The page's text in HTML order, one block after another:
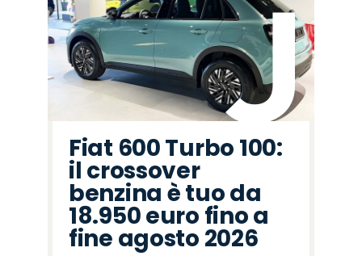
Rover
Romeo
Fiat 600 Turbo 100:
il crossover
benzina è tuo da
18.950 euro fino a
fine agosto 2026